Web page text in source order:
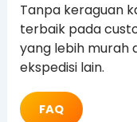
Tanpa keraguan
terbaik pada
yang lebih murah
ekspedisi lain.
FAQ